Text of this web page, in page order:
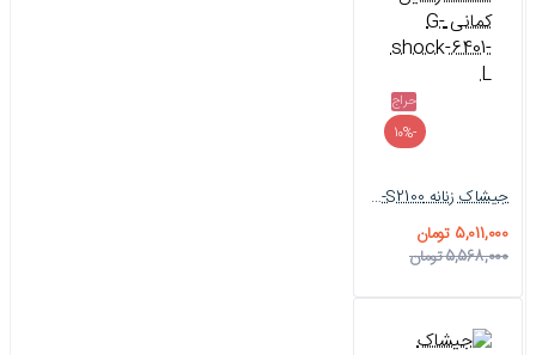
حراج
-10%
جیشاک زنانه GMA-S2100 مشکی صفحه رنگین کمانی G-shock-6401-L
5,011,000 تومان
5,568,000 تومان